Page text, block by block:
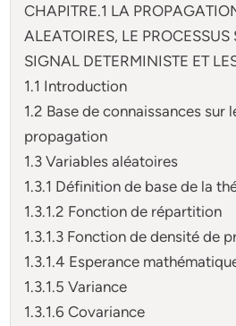
CHAPITRE.1 LA
ALEATOIRES, LE
SIGNAL DETERMINISTE ET
1.1 Introduction
1.2 Base de connaissances sur
propagation
1.3 Variables aléatoires
1.3.1 Définition de base de la
1.3.1.2 Fonction de répartition
1.3.1.3 Fonction de densité de
1.3.1.4 Esperance
1.3.1.5 Variance
1.3.1.6 Covariance